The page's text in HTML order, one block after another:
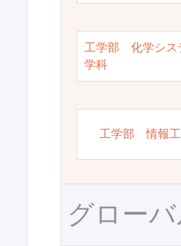
工学部 化学シス
学科
工学部 情報
グロー